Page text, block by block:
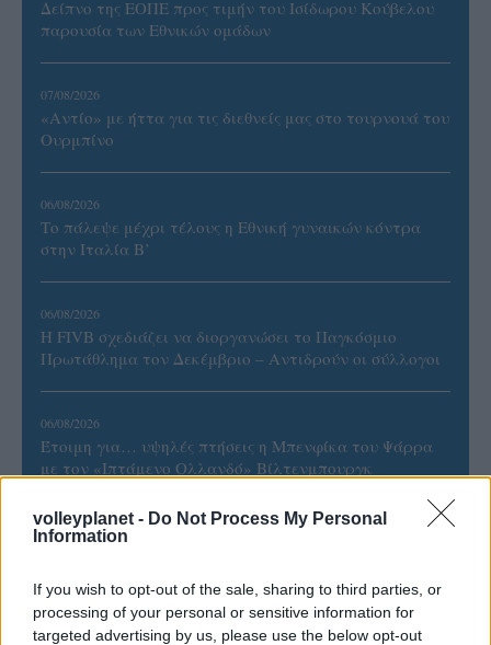
volleyplanet - Do Not Process My Personal
Information
If you wish to opt-out of the sale, sharing to third parties, or
processing of your personal or sensitive information for
targeted advertising by us, please use the below opt-out
Δείπνο της ΕΟΠΕ προς τιμήν του Ισίδωρου Κούβελου
παρουσία των Εθνικών ομάδων
07/08/2026
«Αντίο» με ήττα για τις διεθνείς μας στο τουρνουά του
Ουρμπίνο
06/08/2026
Το πάλεψε μέχρι τέλους η Εθνική γυναικών κόντρα
στην Ιταλία Β’
06/08/2026
Η FIVB σχεδιάζει να διοργανώσει το Παγκόσμιο
Πρωτάθλημα τον Δεκέμβριο – Αντιδρούν οι σύλλογοι
06/08/2026
Έτοιμη για… υψηλές πτήσεις η Μπενφίκα του Ψάρρα
με τον «Ιπτάμενο Ολλανδό» Βίλτενμπουργκ
05/08/2026